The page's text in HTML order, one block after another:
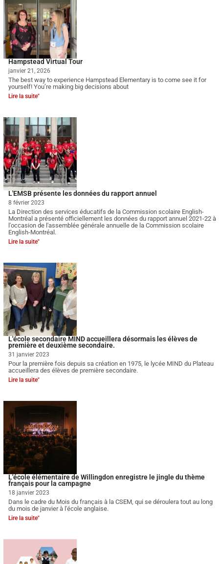
Hampstead Virtual Tour
janvier 21, 2026
The best way to experience Hampstead Elementary is to come see it for
yourself! You’re making big decisions about
Lire la suite"
L'EMSB présente les données du rapport annuel
8 février 2023
La Direction des services éducatifs de la Commission scolaire English-
Montréal a présenté officiellement les données du rapport annuel 2021-22 à
l'occasion de l'assemblée générale annuelle de la Commission scolaire
English-Montréal.
Lire la suite"
L'école secondaire MIND accueillera désormais les élèves de
première et deuxième secondaire.
31 janvier 2023
Pour la première fois depuis sa création en 1975, le lycée MIND du Plateau
accueillera des élèves de première secondaire.
Lire la suite"
L'école élémentaire de Willingdon enregistre le jingle du thème
français pour la campagne
18 janvier 2023
Dans le cadre du Mois du français à la CSEM, qui se déroulera tout au long
du mois de janvier à l'école anglaise.
Lire la suite"